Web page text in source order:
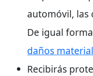
automóvil, las
De igual
daños
Recibirás